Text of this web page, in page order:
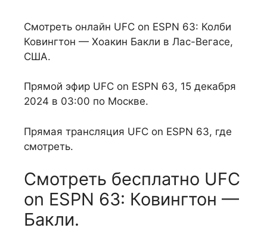
Смотреть онлайн UFC on ESPN 63: Колби
Ковингтон — Хоакин Бакли в Лас-Вегасе,
США.
Прямой эфир UFC on ESPN 63, 15 декабря
2024 в 03:00 по Москве.
Прямая трансляция UFC on ESPN 63, где
смотреть.
Смотреть бесплатно UFC
on ESPN 63: Ковингтон —
Бакли.